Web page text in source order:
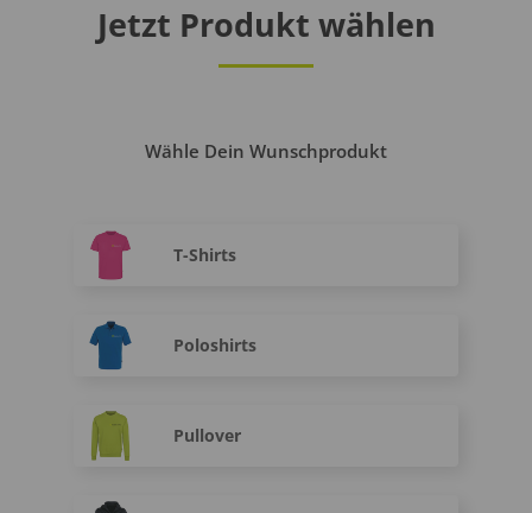
Jetzt Produkt wählen
Wähle Dein Wunschprodukt
T-Shirts
Poloshirts
Pullover